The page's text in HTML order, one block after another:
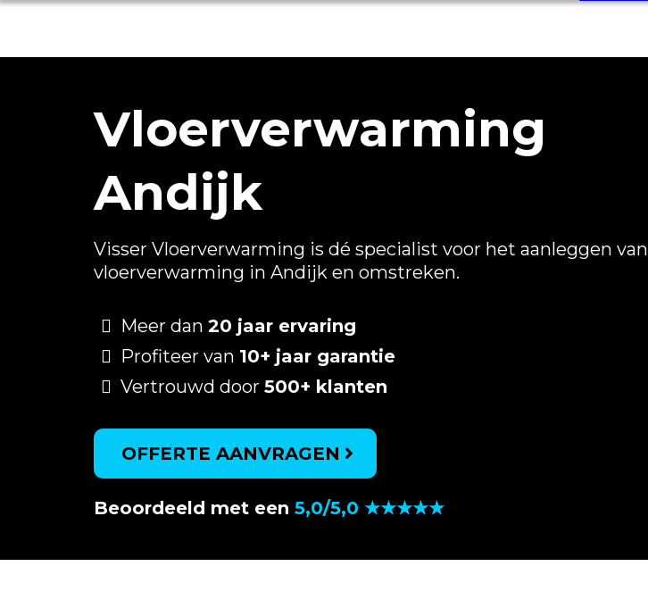
Vloerverwarming
Andijk
Visser Vloerverwarming is dé specialist voor het aanleggen van
vloerverwarming in Andijk en omstreken.
Meer dan 20 jaar ervaring
Profiteer van 10+ jaar garantie
Vertrouwd door 500+ klanten
OFFERTE AANVRAGEN
Beoordeeld met een 5,0/5,0 ★★★★★